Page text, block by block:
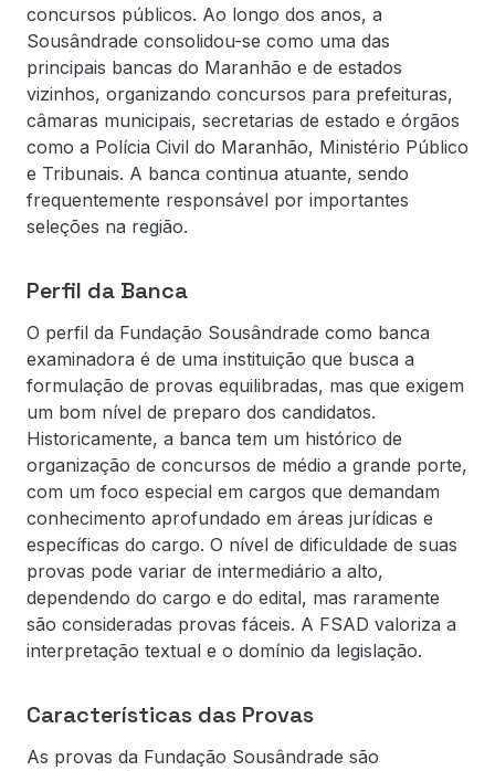
concursos públicos. Ao longo dos anos, a
Sousândrade consolidou-se como uma das
principais bancas do Maranhão e de estados
vizinhos, organizando concursos para prefeituras,
câmaras municipais, secretarias de estado e órgãos
como a Polícia Civil do Maranhão, Ministério Público
e Tribunais. A banca continua atuante, sendo
frequentemente responsável por importantes
seleções na região.
Perfil da Banca
O perfil da Fundação Sousândrade como banca
examinadora é de uma instituição que busca a
formulação de provas equilibradas, mas que exigem
um bom nível de preparo dos candidatos.
Historicamente, a banca tem um histórico de
organização de concursos de médio a grande porte,
com um foco especial em cargos que demandam
conhecimento aprofundado em áreas jurídicas e
específicas do cargo. O nível de dificuldade de suas
provas pode variar de intermediário a alto,
dependendo do cargo e do edital, mas raramente
são consideradas provas fáceis. A FSAD valoriza a
interpretação textual e o domínio da legislação.
Características das Provas
As provas da Fundação Sousândrade são